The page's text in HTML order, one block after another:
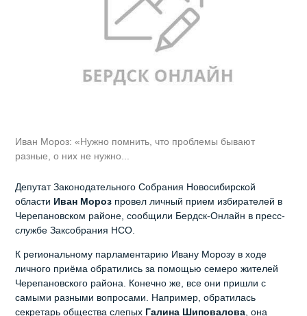
Иван Мороз: «Нужно помнить, что проблемы бывают
разные, о них не нужно...
Депутат Законодательного Собрания Новосибирской
области Иван Мороз провел личный прием избирателей в
Черепановском районе, сообщили Бердск-Онлайн в пресс-
службе Заксобрания НСО.
К региональному парламентарию Ивану Морозу в ходе
личного приёма обратились за помощью семеро жителей
Черепановского района. Конечно же, все они пришли с
самыми разными вопросами. Например, обратилась
секретарь общества слепых Галина Шиповалова, она